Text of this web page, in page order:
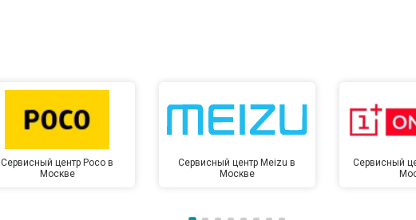
от 50 мин
Сервисный центр Poco в
Москве
Сервисный центр Meizu в
Москве
Сервисный